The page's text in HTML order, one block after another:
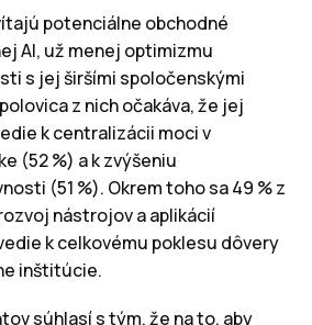
potenciálne obchodné
AI, už menej optimizmu
s jej širšími spoločenskými
z nich očakáva, že jej
k centralizácii moci v
(52 %) a k zvýšeniu
(51 %). Okrem toho sa 49 % z
nástrojov a aplikácií
k celkovému poklesu dôvery
inštitúcie.
súhlasí s tým, že na to, aby